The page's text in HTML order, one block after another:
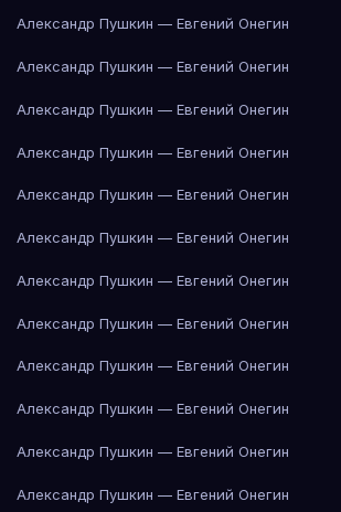
Александр Пушкин — Евгений Онегин
Александр Пушкин — Евгений Онегин
Александр Пушкин — Евгений Онегин
Александр Пушкин — Евгений Онегин
Александр Пушкин — Евгений Онегин
Александр Пушкин — Евгений Онегин
Александр Пушкин — Евгений Онегин
Александр Пушкин — Евгений Онегин
Александр Пушкин — Евгений Онегин
Александр Пушкин — Евгений Онегин
Александр Пушкин — Евгений Онегин
Александр Пушкин — Евгений Онегин